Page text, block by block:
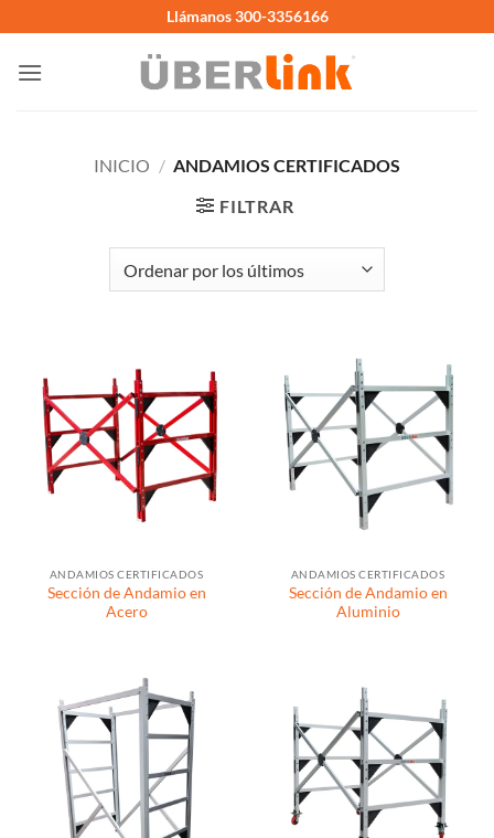
al
contenido
Llámanos 300-3356166
INICIO / ANDAMIOS CERTIFICADOS
FILTRAR
ANDAMIOS CERTIFICADOS
Sección de Andamio en
Acero
ANDAMIOS CERTIFICADOS
Sección de Andamio en
Aluminio